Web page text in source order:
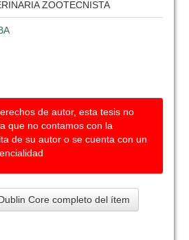
ZOOTECNISTA
de autor, esta tesis no
que no contamos con la
de su autor o se cuenta con un
Core completo del ítem